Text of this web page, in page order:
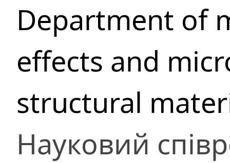
Department of
effects and
structural
Науковий